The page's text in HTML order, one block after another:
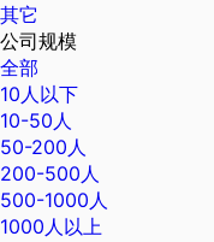
其它
公司规模
全部
10人以下
10-50人
50-200人
200-500人
500-1000人
1000人以上